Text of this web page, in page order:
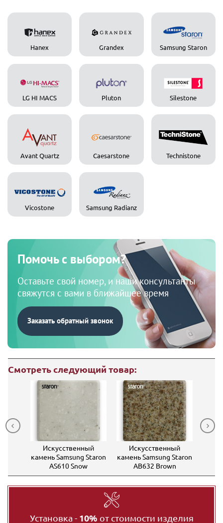
Hanex Grandex Samsung Staron
LG HI MACS Pluton Silestone
Avant Quartz Caesarstone Technistone
Vicostone Samsung Radianz
Помочь с выбором?
Оставьте свой номер, и наши консультанты
свяжутся с вами в ближайшее время
Заказать обратный звонок
Смотреть следующий товар:
Искусственный
камень Samsung Staron
AS610 Snow
Искусственный
камень Samsung Staron
AB632 Brown
Установка - 10% от стоимости изделия